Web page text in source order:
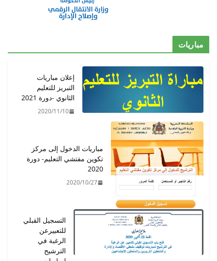
إعلان مباريات
التبريز للتعليم
الثانوي -دورة 2021
2020/11/10
مباريات الدخول إلى مركز
تكوين مفتشي التعليم- دورة
2020
2020/10/27
التسجيل القبلي
للتعبيرعن
الرغبة في